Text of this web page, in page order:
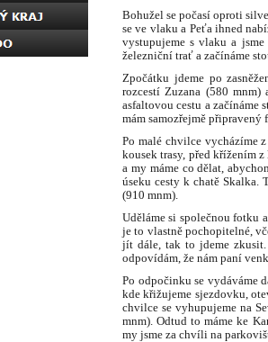
Bohužel se počasí oproti
se ve vlaku a Peťa ihned
vystupujeme s vlaku a
železniční trať a začínáme
Zpočátku jdeme po
rozcestí Zuzana (580 mnm)
asfaltovou cestu a začínáme
mám samozřejmě
Po malé chvilce vycházíme
kousek trasy, před křížením
a my máme co dělat,
úseku cesty k chatě Skalka.
(910 mnm).
Uděláme si společnou fotku
je to vlastně pochopitelné,
jít dále, tak to jdeme zkusit.
odpovídám, že nám paní
Po odpočinku se vydáváme
kde křižujeme sjezdovku,
chvilce se vyhupujeme na
mnm). Odtud to máme ke
my jsme za chvíli na